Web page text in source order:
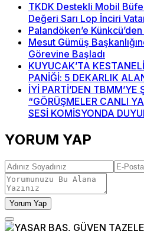
TKDK Destekli Mobil
Değeri Sarı Lop İnciri
Palandöken’e
Mesut Gümüş
Görevine Başladı
KUYUCAK’TA
PANİĞİ: 5 DEKARLIK
İYİ PARTİ’DEN TBMM’YE
“GÖRÜŞMELER CANLI
SESİ KOMİSYONDA
YORUM YAP
Yorum Yap